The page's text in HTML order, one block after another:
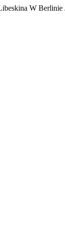
W Berlinie